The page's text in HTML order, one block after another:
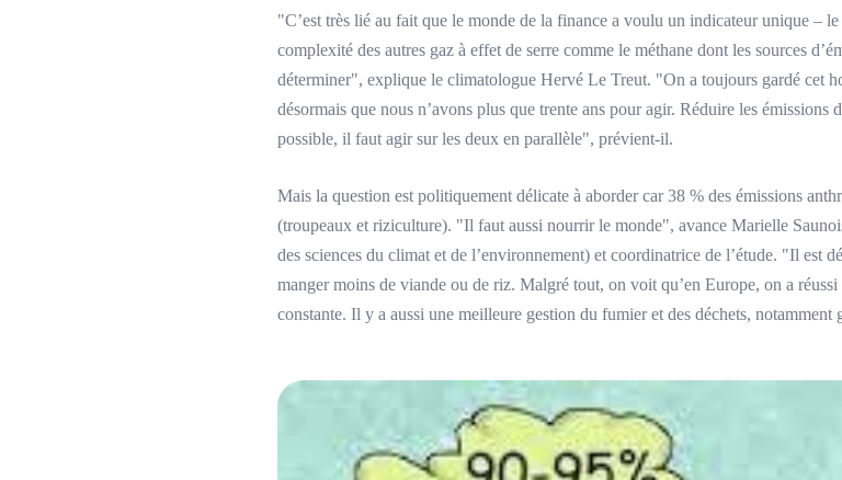
"C’est très lié au fait que le monde de la finance a voulu un indicateur unique –
complexité des autres gaz à effet de serre comme le méthane dont les sources
déterminer", explique le climatologue Hervé Le Treut. "On a toujours gardé cet
désormais que nous n’avons plus que trente ans pour agir. Réduire les émissions
possible, il faut agir sur les deux en parallèle", prévient-il.
Mais la question est politiquement délicate à aborder car 38 % des émissions
(troupeaux et riziculture). "Il faut aussi nourrir le monde", avance Marielle
des sciences du climat et de l’environnement) et coordinatrice de l’étude. "Il est
manger moins de viande ou de riz. Malgré tout, on voit qu’en Europe, on a
constante. Il y a aussi une meilleure gestion du fumier et des déchets, notamment